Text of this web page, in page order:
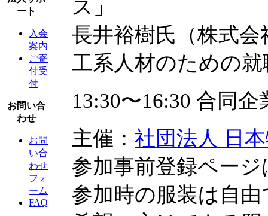
ート
入会
案内
ご寄
付受
付
お問い合
わせ
お問
い合
わせ
フォ
ーム
FAQ
ス」
長井裕樹氏（株式会
工系人材のための
13:30〜16:30 合同企
主催： 社団法人 日
参加事前登録ペー
参加時の服装は自